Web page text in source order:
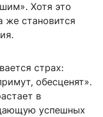
Хотя это
же становится
страх:
обесценят».
в
успешных